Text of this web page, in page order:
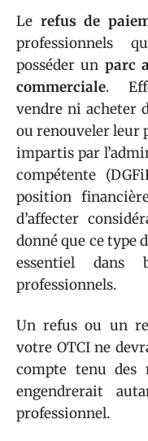
Le refus de
professionnels
posséder un parc
commerciale.
vendre ni acheter
ou renouveler leur
impartis par
compétente
position
d’affecter
donné que ce type
essentiel dans
professionnels.
Un refus ou un
votre OTCI ne
compte tenu des
engendrerait
professionnel.